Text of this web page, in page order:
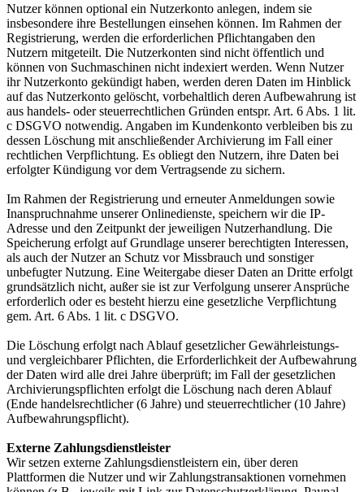
Nutzer können optional ein Nutzerkonto anlegen, indem sie
insbesondere ihre Bestellungen einsehen können. Im Rahmen der
Registrierung, werden die erforderlichen Pflichtangaben den
Nutzern mitgeteilt. Die Nutzerkonten sind nicht öffentlich und
können von Suchmaschinen nicht indexiert werden. Wenn Nutzer
ihr Nutzerkonto gekündigt haben, werden deren Daten im Hinblick
auf das Nutzerkonto gelöscht, vorbehaltlich deren Aufbewahrung ist
aus handels- oder steuerrechtlichen Gründen entspr. Art. 6 Abs. 1 lit.
c DSGVO notwendig. Angaben im Kundenkonto verbleiben bis zu
dessen Löschung mit anschließender Archivierung im Fall einer
rechtlichen Verpflichtung. Es obliegt den Nutzern, ihre Daten bei
erfolgter Kündigung vor dem Vertragsende zu sichern.
Im Rahmen der Registrierung und erneuter Anmeldungen sowie
Inanspruchnahme unserer Onlinedienste, speichern wir die IP-
Adresse und den Zeitpunkt der jeweiligen Nutzerhandlung. Die
Speicherung erfolgt auf Grundlage unserer berechtigten Interessen,
als auch der Nutzer an Schutz vor Missbrauch und sonstiger
unbefugter Nutzung. Eine Weitergabe dieser Daten an Dritte erfolgt
grundsätzlich nicht, außer sie ist zur Verfolgung unserer Ansprüche
erforderlich oder es besteht hierzu eine gesetzliche Verpflichtung
gem. Art. 6 Abs. 1 lit. c DSGVO.
Die Löschung erfolgt nach Ablauf gesetzlicher Gewährleistungs-
und vergleichbarer Pflichten, die Erforderlichkeit der Aufbewahrung
der Daten wird alle drei Jahre überprüft; im Fall der gesetzlichen
Archivierungspflichten erfolgt die Löschung nach deren Ablauf
(Ende handelsrechtlicher (6 Jahre) und steuerrechtlicher (10 Jahre)
Aufbewahrungspflicht).
Externe Zahlungsdienstleister
Wir setzen externe Zahlungsdienstleistern ein, über deren
Plattformen die Nutzer und wir Zahlungstransaktionen vornehmen